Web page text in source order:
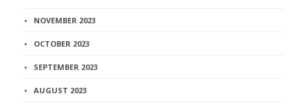
NOVEMBER 2023
OCTOBER 2023
SEPTEMBER 2023
AUGUST 2023